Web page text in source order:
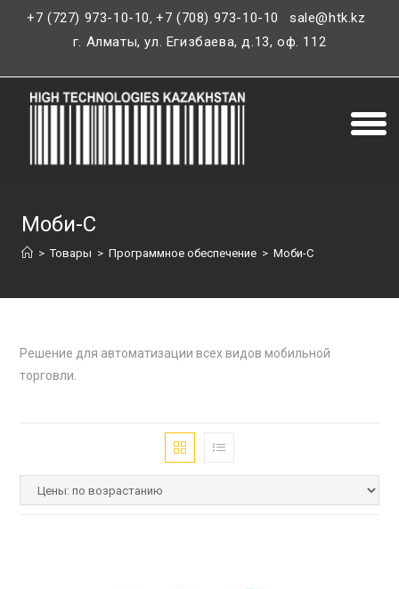
+7 (727) 973-10-10,+7 (708) 973-10-10
sale@htk.kz
г. Алматы, ул. Егизбаева, д.13, оф. 112
Моби-С
> Товары > Программное обеспечение > Моби-С
Решение для автоматизации всех видов мобильной
торговли.